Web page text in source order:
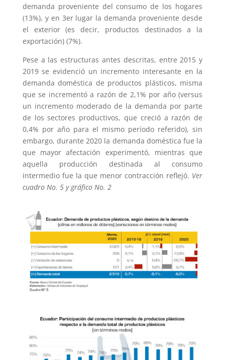
demanda proveniente del consumo de los hogares
(13%), y en 3er lugar la demanda proveniente desde
el exterior (es decir, productos destinados a la
exportación) (7%).
Pese a las estructuras antes descritas, entre 2015 y
2019 se evidenció un incremento interesante en la
demanda doméstica de productos plásticos, misma
que se incrementó a razón de 2,1% por año (versus
un incremento moderado de la demanda por parte
de los sectores productivos, que creció a razón de
0,4% por año para el mismo período referido), sin
embargo, durante 2020 la demanda doméstica fue la
que mayor afectación experimentó, mientras que
aquella producción destinada al consumo
intermedio fue la que menor contracción reflejó. Ver
cuadro No. 5 y gráfico No. 2